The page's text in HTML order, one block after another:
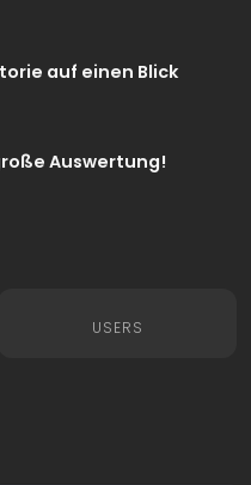
auf einen Blick
Auswertung!
USERS